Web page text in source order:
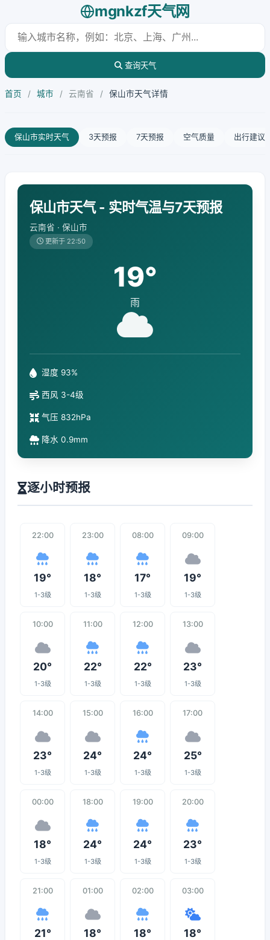
mgnkzf天气网
查询天气
首页 / 城市 / 云南省 / 保山市天气详情
保山市实时天气 3天预报 7天预报 空气质量 出行建议
保山市天气 - 实时气温与7天预报
云南省 · 保山市
更新于 22:50
19°
雨
湿度 93%
西风 3-4级
气压 832hPa
降水 0.9mm
逐小时预报
22:00
19°
1-3级
23:00
18°
1-3级
08:00
17°
1-3级
09:00
19°
1-3级
10:00
20°
1-3级
11:00
22°
1-3级
12:00
22°
1-3级
13:00
23°
1-3级
14:00
23°
1-3级
15:00
24°
1-3级
16:00
24°
1-3级
17:00
25°
1-3级
00:00
18°
1-3级
18:00
24°
1-3级
19:00
24°
1-3级
20:00
23°
1-3级
21:00
21°
01:00
18°
02:00
18°
03:00
18°